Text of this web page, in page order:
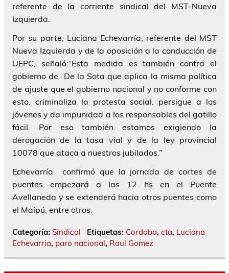
referente de la corriente sindical del MST-Nueva
Izquierda.
Por su parte, Luciana Echevarría, referente del MST
Nueva Izquierda y de la oposición a la conducción de
UEPC, señaló:“Esta medida es también contra el
gobierno de De la Sota que aplica la misma política
de ajuste que el gobierno nacional y no conforme con
esto, criminaliza la protesta social, persigue a los
jóvenes y da impunidad a los responsables del gatillo
fácil. Por eso también estamos exigiendo la
derogación de la tasa vial y de la ley provincial
10078 que ataca a nuestros jubilados.”
Echevarría confirmó que la jornada de cortes de
puentes empezará a las 12 hs en el Puente
Avellaneda y se extenderá hacia otros puentes como
el Maipú, entre otros.
Categoría: Sindical Etiquetas: Cordoba, cta, Luciana
Echevarria, paro nacional, Raul Gomez